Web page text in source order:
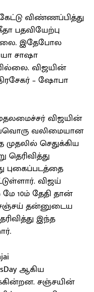
விண்ணப்பித்து
பதவியேற்பு
இதேபோல
சாஷா
விஜயின்
– ஷோபா
விஜயின்
வலிமையான
செதுக்கிய
தெரிவித்து
புகைப்படத்தை
விஜய்
10ம் தேதி தான்
தன்னுடைய
இந்த
ஆகிய
சஞ்சயின்